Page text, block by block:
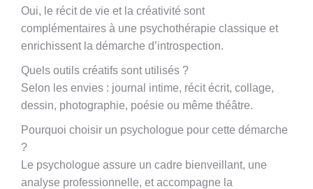
Oui, le récit de vie et la créativité sont
complémentaires à une psychothérapie classique et
enrichissent la démarche d’introspection.
Quels outils créatifs sont utilisés ?
Selon les envies : journal intime, récit écrit, collage,
dessin, photographie, poésie ou même théâtre.
Pourquoi choisir un psychologue pour cette démarche
?
Le psychologue assure un cadre bienveillant, une
analyse professionnelle, et accompagne la